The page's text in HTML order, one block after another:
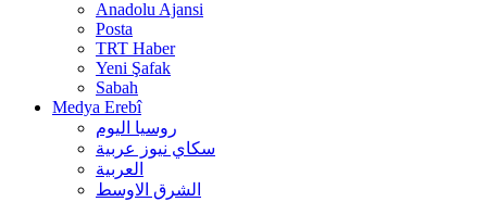
Anadolu Ajansi
Posta
TRT Haber
Yeni Şafak
Sabah
Medya Erebî
روسیا الیوم
سكاي نيوز عربية
العربية
الشرق الاوسط